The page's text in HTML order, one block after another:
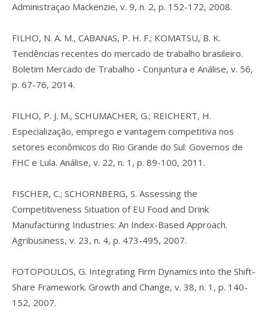
Administraçao Mackenzie, v. 9, n. 2, p. 152-172, 2008.
FILHO, N. A. M., CABANAS, P. H. F.; KOMATSU, B. K.
Tendências recentes do mercado de trabalho brasileiro.
Boletim Mercado de Trabalho - Conjuntura e Análise, v. 56,
p. 67-76, 2014.
FILHO, P. J. M., SCHUMACHER, G.; REICHERT, H.
Especialização, emprego e vantagem competitiva nos
setores econômicos do Rio Grande do Sul: Governos de
FHC e Lula. Análise, v. 22, n. 1, p. 89-100, 2011.
FISCHER, C.; SCHORNBERG, S. Assessing the
Competitiveness Situation of EU Food and Drink
Manufacturing Industries: An Index-Based Approach.
Agribusiness, v. 23, n. 4, p. 473-495, 2007.
FOTOPOULOS, G. Integrating Firm Dynamics into the Shift-
Share Framework. Growth and Change, v. 38, n. 1, p. 140-
152, 2007.